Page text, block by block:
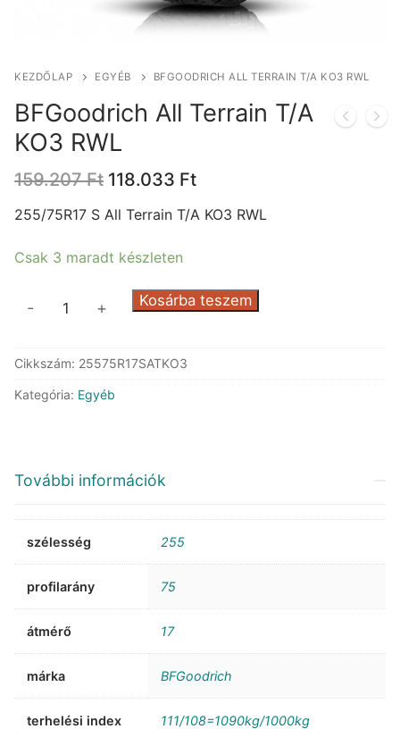
KEZDŐLAP EGYÉB BFGOODRICH ALL TERRAIN T/A KO3 RWL
BFGoodrich All Terrain T/A
KO3 RWL
159.207Ft Original
was:
118.033 FtCurrent
is:
255/75R17 S All Terrain T/A KO3 RWL
Csak 3 maradt készleten
BFGoodrich
T/A
KO3
- + Kosárba teszem
Cikkszám: 25575R17SATKO3
Kategória: Egyéb
További információk
szélesség 255
profilarány 75
átmérő 17
márka BFGoodrich
terhelési index 111/108=1090kg/1000kg